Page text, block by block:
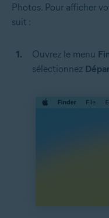
Photos. Pour afficher
suit :
Ouvrez le menu
sélectionnez